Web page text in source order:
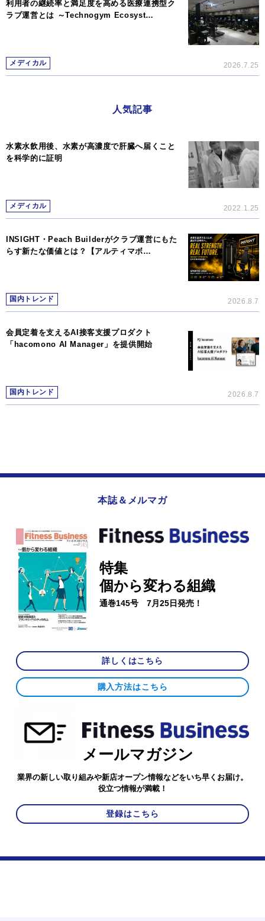
利用者の継続率と満足度を高める医療連携型ク
ラブ運営とは ～Technogym Ecosyst…
メディカル 2026.7.25
人気記事
水素水飲用後、水素が高濃度で肝臓へ届くこと
を科学的に証明
メディカル 2022.1.25
INSIGHT・Peach Builderがクラブ運営にもた
らす新たな価値とは？【アルティマボ…
国内トレンド 2026.8.7
会員定着を支えるAI接客支援プロダクト
「hacomono AI Manager」を提供開始
国内トレンド 2026.8.7
本誌＆メルマガ
特集
個から変わる組織
通巻145号 7月25日発売！
詳しくはこちら
購入方法はこちら
メールマガジン
業界の新しい取り組みや新店オープン情報などをいち早くお届け。
役立つ情報が満載！
登録はこちら